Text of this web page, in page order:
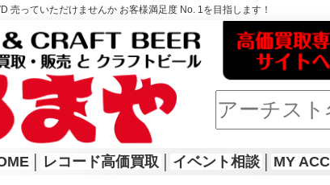
売っていただけませんか お客様満足度 No. 1を目指します！
レコード高価買取 イベント相談 MY